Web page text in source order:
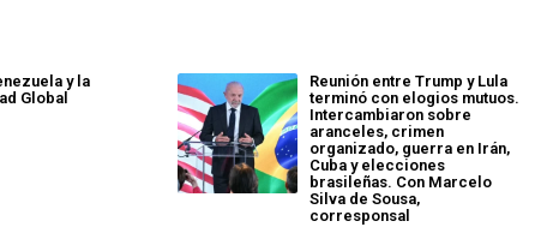
y la
Global
Reunión entre Trump y Lula
terminó con elogios mutuos.
Intercambiaron sobre
aranceles, crimen
organizado, guerra en Irán,
Cuba y elecciones
brasileñas. Con Marcelo
Silva de Sousa,
corresponsal